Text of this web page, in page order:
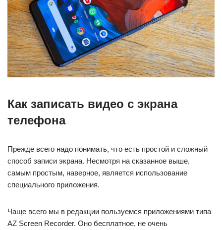
Как записать видео с экрана
телефона
Прежде всего надо понимать, что есть простой и сложный
способ записи экрана. Несмотря на сказанное выше,
самым простым, наверное, является использование
специального приложения.
Чаще всего мы в редакции пользуемся приложениями типа
AZ Screen Recorder. Оно бесплатное, не очень